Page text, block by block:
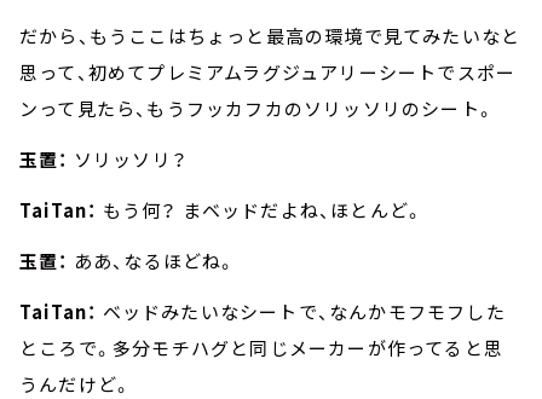
だから、もうここはちょっと最高の環境で見てみたいなと
思って、初めてプレミアムラグジュアリーシートでスポー
ンって見たら、もうフッカフカのソリッソリのシート。
玉置： ソリッソリ？
TaiTan： もう何？ まベッドだよね、ほとんど。
玉置： ああ、なるほどね。
TaiTan： ベッドみたいなシートで、なんかモフモフした
ところで。多分モチハグと同じメーカーが作ってると思
うんだけど。